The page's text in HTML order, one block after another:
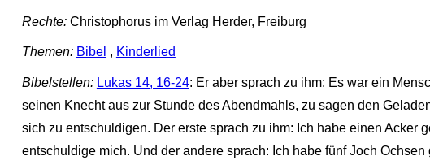
Rechte:Christophorus im Verlag Herder, Freiburg
Themen: Bibel , Kinderlied
Bibelstellen: Lukas 14, 16-24: Er aber sprach zu ihm: Es war ein
seinen Knecht aus zur Stunde des Abendmahls, zu sagen den
sich zu entschuldigen. Der erste sprach zu ihm: Ich habe einen Acker
entschuldige mich. Und der andere sprach: Ich habe fünf Joch